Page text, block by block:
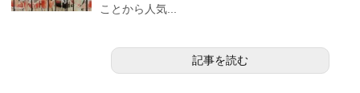
ことから人気...
記事を読む